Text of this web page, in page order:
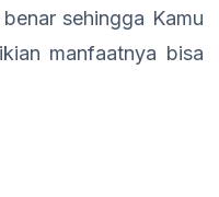
sehingga Kamu
manfaatnya bisa